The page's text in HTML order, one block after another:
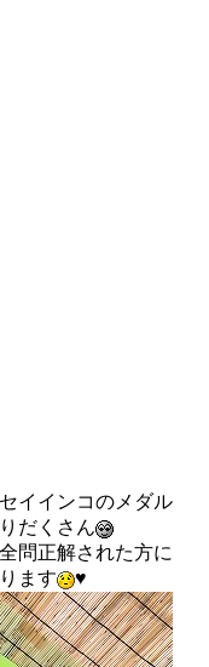
イインコのメダル
だくさん
問正解された方に
ます
♥